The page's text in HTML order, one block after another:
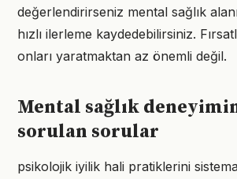
değerlendirirseniz mental sağlık
hızlı ilerleme kaydedebilirsiniz.
onları yaratmaktan az önemli değil.
Mental sağlık
sorulan sorular
psikolojik iyilik hali pratiklerini